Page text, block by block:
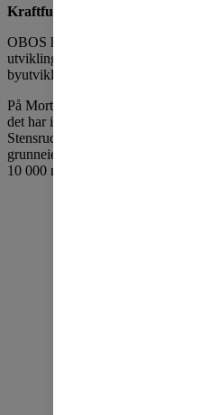
Kraftfull satsing i Oslo sør
OBOS har i mange år satset tungt
utviklingen av Rosenholm er bare
byutviklingsprosjekter i området.
På Mortensrud planlegger OBOS å
det har i mange år vært store planer
Stensrud noen kilometer unna. Her
grunneierne - ser kommunen for
10 000 nye boliger og 25 000